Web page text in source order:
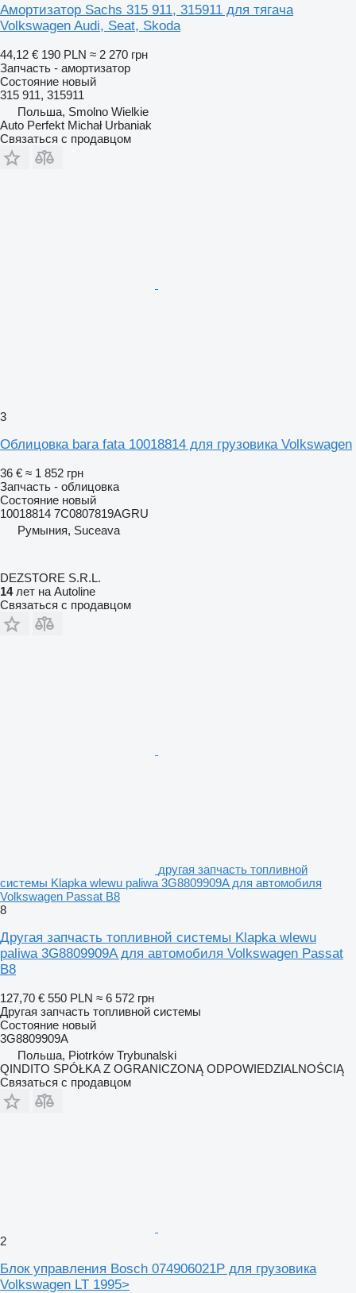
Амортизатор Sachs 315 911, 315911 для тягача
Volkswagen Audi, Seat, Skoda
44,12 € 190 PLN ≈ 2 270 грн
Запчасть - амортизатор
Состояние новый
315 911, 315911
Польша, Smolno Wielkie
Auto Perfekt Michał Urbaniak
Связаться с продавцом
3
Облицовка bara fata 10018814 для грузовика Volkswagen
36 € ≈ 1 852 грн
Запчасть - облицовка
Состояние новый
10018814 7C0807819AGRU
Румыния, Suceava
DEZSTORE S.R.L.
14лет на Autoline
Связаться с продавцом
другая запчасть топливной
системы Klapka wlewu paliwa 3G8809909A для автомобиля
Volkswagen Passat B8
8
Другая запчасть топливной системы Klapka wlewu
paliwa 3G8809909A для автомобиля Volkswagen Passat
B8
127,70 € 550 PLN ≈ 6 572 грн
Другая запчасть топливной системы
Состояние новый
3G8809909A
Польша, Piotrków Trybunalski
QINDITO SPÓŁKA Z OGRANICZONĄ ODPOWIEDZIALNOŚCIĄ
Связаться с продавцом
2
Блок управления Bosch 074906021P для грузовика
Volkswagen LT 1995>